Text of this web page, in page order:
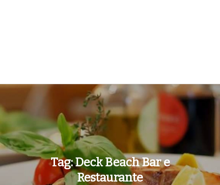
Tag:Deck Beach Bar e
Restaurante